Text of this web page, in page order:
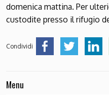
domenica mattina. Per
custodite presso il rifugio
Condividi
Menu